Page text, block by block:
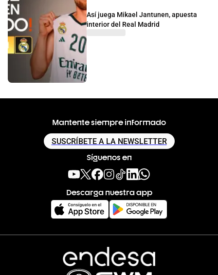
Así juega Mikael Jantunen, apuesta
interior del Real Madrid
Mantente siempre informado
SUSCRÍBETE A LA NEWSLETTER
Síguenos en
Descarga nuestra app